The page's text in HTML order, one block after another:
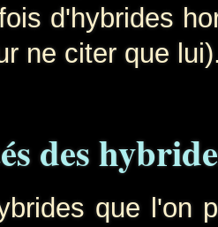
d'hybrides
ne citer que
des
que l'on